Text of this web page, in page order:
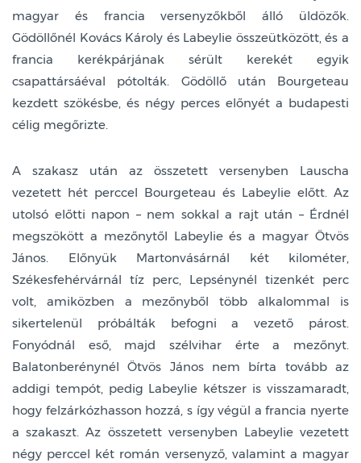
magyar és francia versenyzőkből álló üldözők.
Gödöllőnél Kovács Károly és Labeylie összeütközött, és a
francia kerékpárjának sérült kerekét egyik
csapattársáéval pótolták. Gödöllő után Bourgeteau
kezdett szökésbe, és négy perces előnyét a budapesti
célig megőrizte.
A szakasz után az összetett versenyben Lauscha
vezetett hét perccel Bourgeteau és Labeylie előtt. Az
utolsó előtti napon – nem sokkal a rajt után – Érdnél
megszökött a mezőnytől Labeylie és a magyar Ötvös
János. Előnyük Martonvásárnál két kilométer,
Székesfehérvárnál tíz perc, Lepsénynél tizenkét perc
volt, amiközben a mezőnyből több alkalommal is
sikertelenül próbálták befogni a vezető párost.
Fonyódnál eső, majd szélvihar érte a mezőnyt.
Balatonberénynél Ötvös János nem bírta tovább az
addigi tempót, pedig Labeylie kétszer is visszamaradt,
hogy felzárkózhasson hozzá, s így végül a francia nyerte
a szakaszt. Az összetett versenyben Labeylie vezetett
négy perccel két román versenyző, valamint a magyar